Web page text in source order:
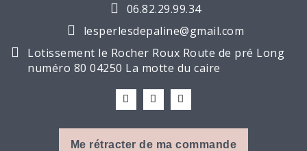
06.82.29.99.34
lesperlesdepaline@gmail.com
Lotissement le Rocher Roux Route de pré Long
numéro 80 04250 La motte du caire
Me rétracter de ma commande